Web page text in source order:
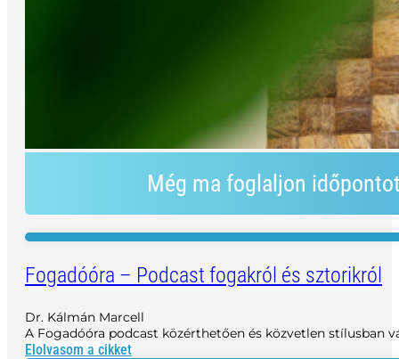
Még ma foglaljon
Fogadóóra – Podcast fogakról és sztorikról
Dr. Kálmán Marcell
A Fogadóóra podcast közérthetően és közvetlen stílusban
Elolvasom a cikket